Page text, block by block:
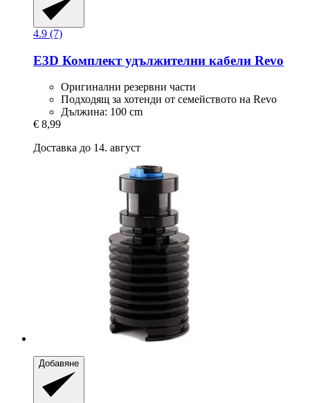
4.9 (7)
E3D Комплект удължителни кабели Revo
Оригинални резервни части
Подходящ за хотенди от семейството на Revo
Дължина: 100 cm
€ 8,99
Доставка до 14. август
Добавяне